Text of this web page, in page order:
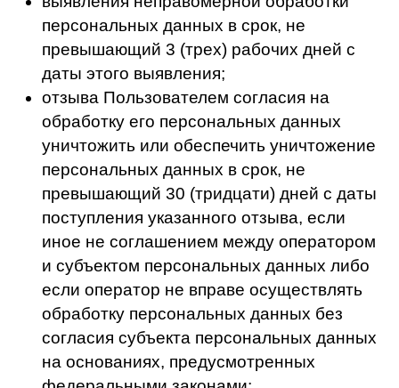
Политику в любое время с целью
соблюдения требований законодательства
Оператор обязуется не вносить изменений
Политику, направленных на ограничение
прав Пользователей.
Новая редакция Политики вступает в силу с
момента ее размещения на сайте
https://biscollege.ru/
Публикации новой редакции Политики
означает полное принятие ее условий
Пользователем.
В случае несогласия с новой редакцией
Политики Пользователь должен
немедленно прекратить использование
Сайта и его сервисов.